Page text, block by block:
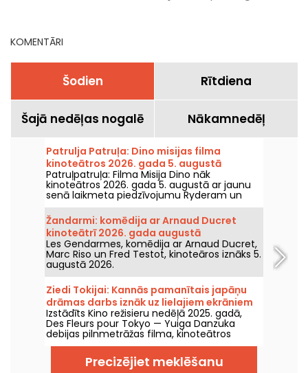
KOMENTĀRI
Šodien Rītdiena
Šajā nedēļas nogalē Nākamnedēļ
Patrulja Patruļa: Dino misijas filma
kinoteātros 2026. gada 5. augustā
Patruļpatruļa: Filma Misija Dino nāk
kinoteātros 2026. gada 5. augustā ar jaunu
senā laikmeta piedzīvojumu Ryderam un
viņa komandai.
Žandarmi: komēdija ar Arnaud Ducret
kinoteātrī 2026. gada augustā
Les Gendarmes, komēdija ar Arnaud Ducret,
Marc Riso un Fred Testot, kinoteāros iznāks 5.
augustā 2026.
Ziedi Tokijai: Kannās pamanītais japāņu
drāmas darbs iznāk uz lielajiem ekrāniem
Izstādīts Kino režisieru nedēļā 2025. gadā,
Des Fleurs pour Tokyo — Yuiga Danzuka
debijas pilnmetrāžas filma, kinoteātros
nonāks 2026. gada 5. augustā.
Precizējiet meklēšanu